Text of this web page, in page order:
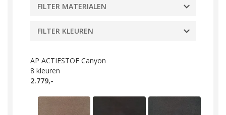
FILTER MATERIALEN
FILTER KLEUREN
AP ACTIESTOF Canyon
8 kleuren
2.779,-